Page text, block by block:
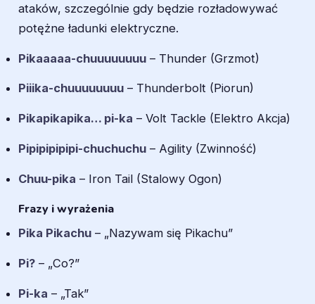
ataków, szczególnie gdy będzie rozładowywać
potężne ładunki elektryczne.
Pikaaaaa-chuuuuuuuu – Thunder (Grzmot)
Piiika-chuuuuuuuu – Thunderbolt (Piorun)
Pikapikapika… pi-ka – Volt Tackle (Elektro Akcja)
Pipipipipipi-chuchuchu – Agility (Zwinność)
Chuu-pika – Iron Tail (Stalowy Ogon)
Frazy i wyrażenia
Pika Pikachu – „Nazywam się Pikachu”
Pi? – „Co?”
Pi-ka – „Tak”